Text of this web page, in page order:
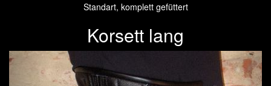
Standart, komplett gefüttert
Korsett lang
Previous Next